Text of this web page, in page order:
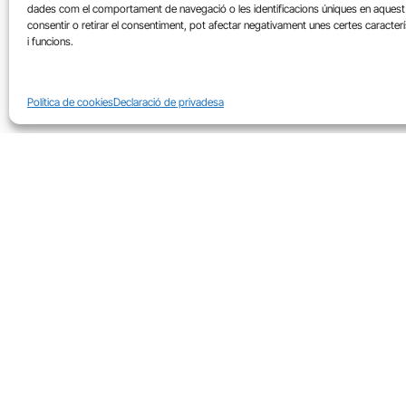
dades com el comportament de navegació o les identificacions úniques en
consentir o retirar el consentiment, pot afectar negativament unes certes
i funcions.
Política de cookiesDeclaració de privadesa
Les dates clau de l’FP d’aquest